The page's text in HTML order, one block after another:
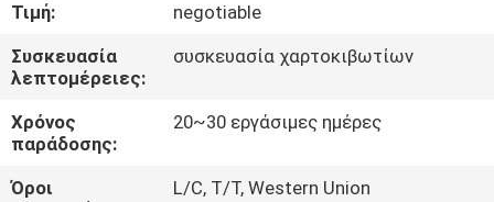
ΜΑΖΊ
ΜΑΣ
ΕΙΔΉΣΕΙΣ
Τιμή:
negotiable
Συσκευασία
λεπτομέρειες:
συσκευασία χαρτοκιβωτίων
Χρόνος
παράδοσης:
20~30 εργάσιμες ημέρες
Όροι
L/C, T/T, Western Union